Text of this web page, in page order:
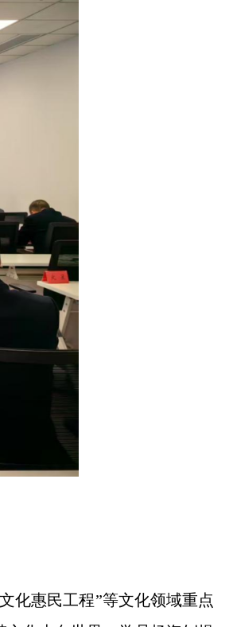
化惠民工程”等文化领域重点